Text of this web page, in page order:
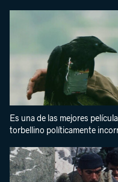
Es una de las mejores
torbellino políticamente